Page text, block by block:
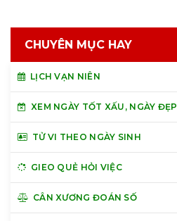
CHUYÊN MỤC HAY
LỊCH VẠN NIÊN
XEM NGÀY TỐT XẤU, NGÀY ĐẸP
TỬ VI THEO NGÀY SINH
GIEO QUẺ HỎI VIỆC
CÂN XƯƠNG ĐOÁN SỐ